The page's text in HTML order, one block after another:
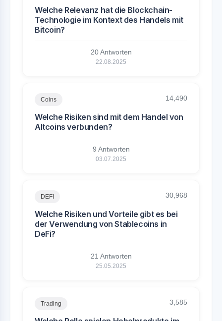
Welche Relevanz hat die Blockchain-
Technologie im Kontext des Handels mit
Bitcoin?
20 Antworten
22.08.2025
Coins 14,490
Welche Risiken sind mit dem Handel von
Altcoins verbunden?
9 Antworten
03.07.2025
DEFI 30,968
Welche Risiken und Vorteile gibt es bei
der Verwendung von Stablecoins in
DeFi?
21 Antworten
25.05.2025
Trading 3,585